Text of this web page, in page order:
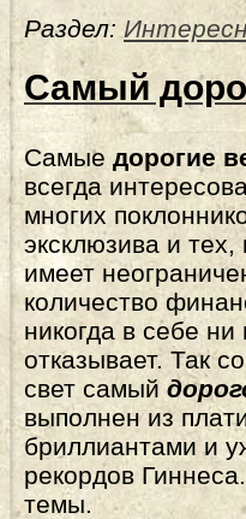
Раздел:
Самый
Самые дорогие
всегда
многих
эксклюзива и тех,
имеет
количество
никогда в себе
отказывает. Так
свет самый
выполнен из
бриллиантами и
рекордов
темы.